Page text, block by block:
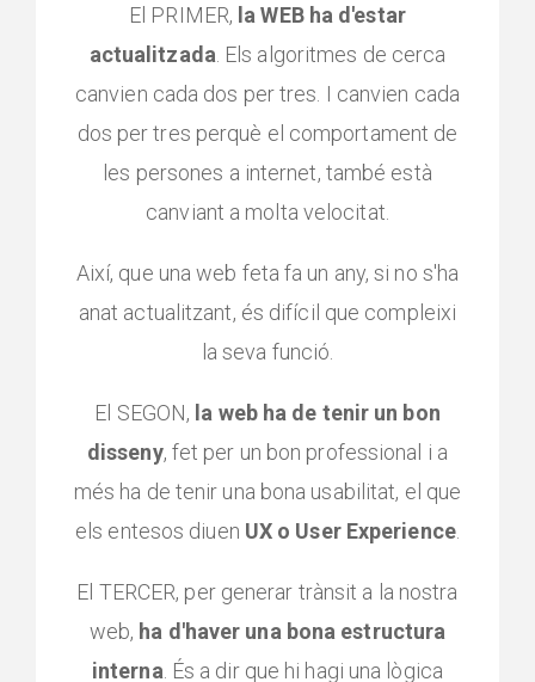
El PRIMER, la WEB ha d'estar
actualitzada . Els algoritmes de cerca
canvien cada dos per tres. I canvien cada
dos per tres perquè el comportament de
les persones a internet, també està
canviant a molta velocitat.
Així, que una web feta fa un any, si no s'ha
anat actualitzant, és difícil que compleixi
la seva funció.
El SEGON, la web ha de tenir un bon
disseny, fet per un bon professional i a
més ha de tenir una bona usabilitat, el que
els entesos diuen UX o User Experience.
El TERCER, per generar trànsit a la nostra
web, ha d'haver una bona estructura
interna . És a dir que hi hagi una lògica